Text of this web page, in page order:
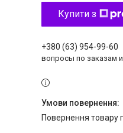
Купити з
+380 (63) 954-99-60
вопросы по заказам
повернення товару